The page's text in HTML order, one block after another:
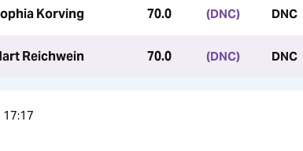
Korving 70.0 (DNC) DNC
Reichwein 70.0 (DNC) DNC